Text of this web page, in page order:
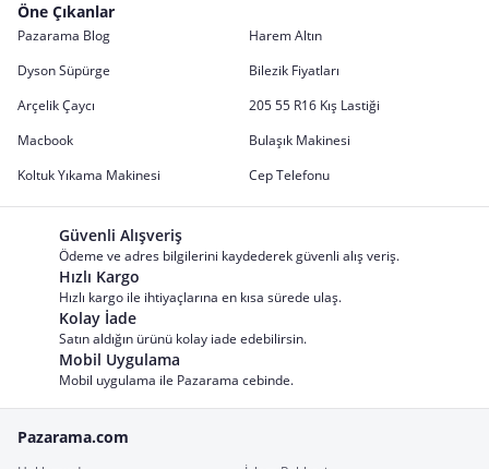
Öne Çıkanlar
Pazarama Blog
Harem Altın
Dyson Süpürge
Bilezik Fiyatları
Arçelik Çaycı
205 55 R16 Kış Lastiği
Macbook
Bulaşık Makinesi
Koltuk Yıkama Makinesi
Cep Telefonu
Güvenli Alışveriş
Ödeme ve adres bilgilerini kaydederek güvenli alış veriş.
Hızlı Kargo
Hızlı kargo ile ihtiyaçlarına en kısa sürede ulaş.
Kolay İade
Satın aldığın ürünü kolay iade edebilirsin.
Mobil Uygulama
Mobil uygulama ile Pazarama cebinde.
Pazarama.com